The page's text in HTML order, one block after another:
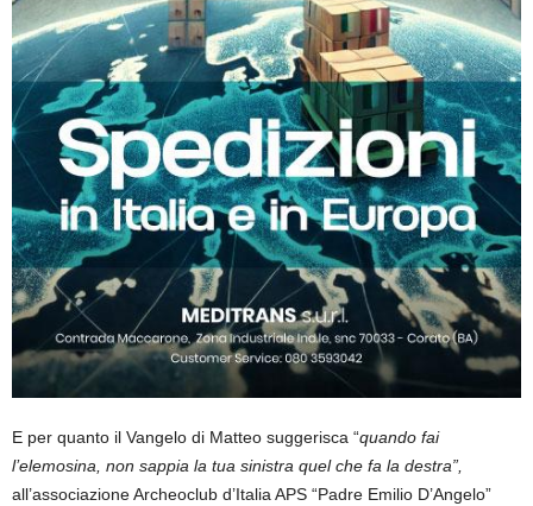
E per quanto il Vangelo di Matteo suggerisca “quando fai
l’elemosina, non sappia la tua sinistra quel che fa la destra”,
all’associazione Archeoclub d’Italia APS “Padre Emilio D’Angelo”